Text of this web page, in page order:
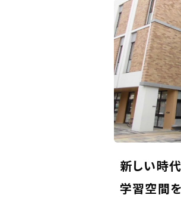
新しい時
学習空間